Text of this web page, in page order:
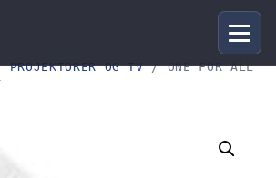
PROJEKTORER OG TV/ ONE FOR ALL